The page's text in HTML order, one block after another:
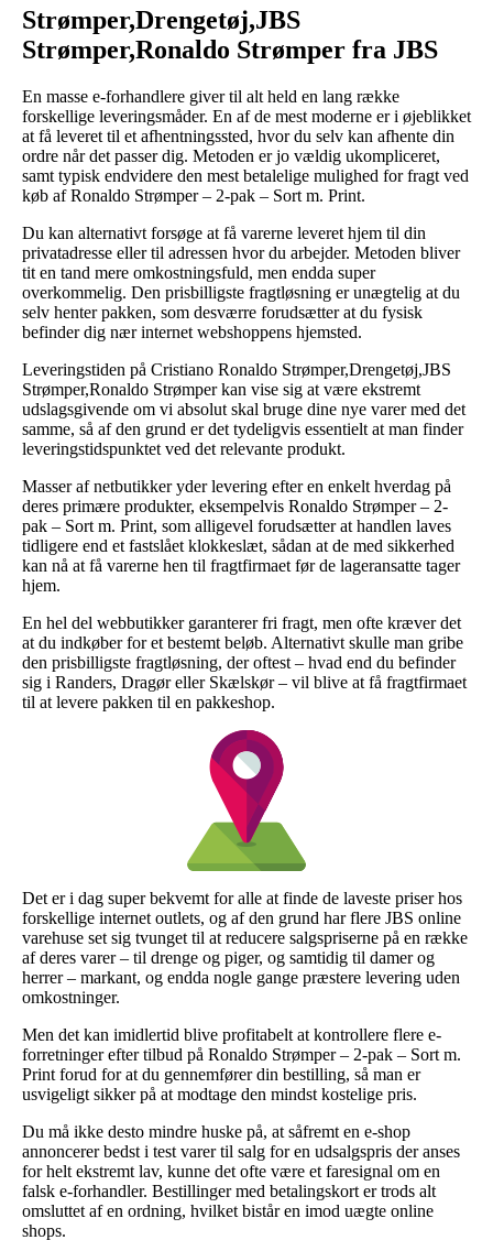
Strømper,Drengetøj,JBS
Strømper,Ronaldo Strømper fra JBS
En masse e-forhandlere giver til alt held en lang række
forskellige leveringsmåder. En af de mest moderne er i øjeblikket
at få leveret til et afhentningssted, hvor du selv kan afhente din
ordre når det passer dig. Metoden er jo vældig ukompliceret,
samt typisk endvidere den mest betalelige mulighed for fragt ved
køb af Ronaldo Strømper – 2-pak – Sort m. Print.
Du kan alternativt forsøge at få varerne leveret hjem til din
privatadresse eller til adressen hvor du arbejder. Metoden bliver
tit en tand mere omkostningsfuld, men endda super
overkommelig. Den prisbilligste fragtløsning er unægtelig at du
selv henter pakken, som desværre forudsætter at du fysisk
befinder dig nær internet webshoppens hjemsted.
Leveringstiden på Cristiano Ronaldo Strømper,Drengetøj,JBS
Strømper,Ronaldo Strømper kan vise sig at være ekstremt
udslagsgivende om vi absolut skal bruge dine nye varer med det
samme, så af den grund er det tydeligvis essentielt at man finder
leveringstidspunktet ved det relevante produkt.
Masser af netbutikker yder levering efter en enkelt hverdag på
deres primære produkter, eksempelvis Ronaldo Strømper – 2-
pak – Sort m. Print, som alligevel forudsætter at handlen laves
tidligere end et fastslået klokkeslæt, sådan at de med sikkerhed
kan nå at få varerne hen til fragtfirmaet før de lageransatte tager
hjem.
En hel del webbutikker garanterer fri fragt, men ofte kræver det
at du indkøber for et bestemt beløb. Alternativt skulle man gribe
den prisbilligste fragtløsning, der oftest – hvad end du befinder
sig i Randers, Dragør eller Skælskør – vil blive at få fragtfirmaet
til at levere pakken til en pakkeshop.
Det er i dag super bekvemt for alle at finde de laveste priser hos
forskellige internet outlets, og af den grund har flere JBS online
varehuse set sig tvunget til at reducere salgspriserne på en række
af deres varer – til drenge og piger, og samtidig til damer og
herrer – markant, og endda nogle gange præstere levering uden
omkostninger.
Men det kan imidlertid blive profitabelt at kontrollere flere e-
forretninger efter tilbud på Ronaldo Strømper – 2-pak – Sort m.
Print forud for at du gennemfører din bestilling, så man er
usvigeligt sikker på at modtage den mindst kostelige pris.
Du må ikke desto mindre huske på, at såfremt en e-shop
annoncerer bedst i test varer til salg for en udsalgspris der anses
for helt ekstremt lav, kunne det ofte være et faresignal om en
falsk e-forhandler. Bestillinger med betalingskort er trods alt
omsluttet af en ordning, hvilket bistår en imod uægte online
shops.